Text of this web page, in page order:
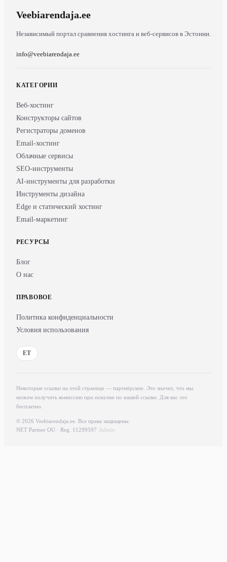
Veebiarendaja.ee
Независимый портал сравнения хостинга и веб-сервисов в Эстонии.
info@veebiarendaja.ee
КАТЕГОРИИ
Веб-хостинг
Конструкторы сайтов
Регистраторы доменов
Email-хостинг
Облачные сервисы
SEO-инструменты
AI-инструменты для разработки
Инструменты дизайна
Edge и статический хостинг
Email-маркетинг
РЕСУРСЫ
Блог
О нас
ПРАВОВОЕ
Политика конфиденциальности
Условия использования
ET
Некоторые ссылки на этой странице — партнёрские. Это значит, что мы
можем получить комиссию при покупке по нашей ссылке. Для вас это
бесплатно.
© 2026 Veebiarendaja.ee. Все права защищены. ·
NET Partner OU · Reg. 11299597· Admin